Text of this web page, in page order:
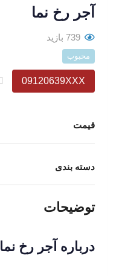
آجر رخ نما
739 بازید
محبوب
09120639XXX
قیمت
دسته بندی
توضیحات
درباره آجر رخ نما